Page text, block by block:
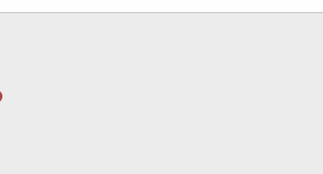
Link